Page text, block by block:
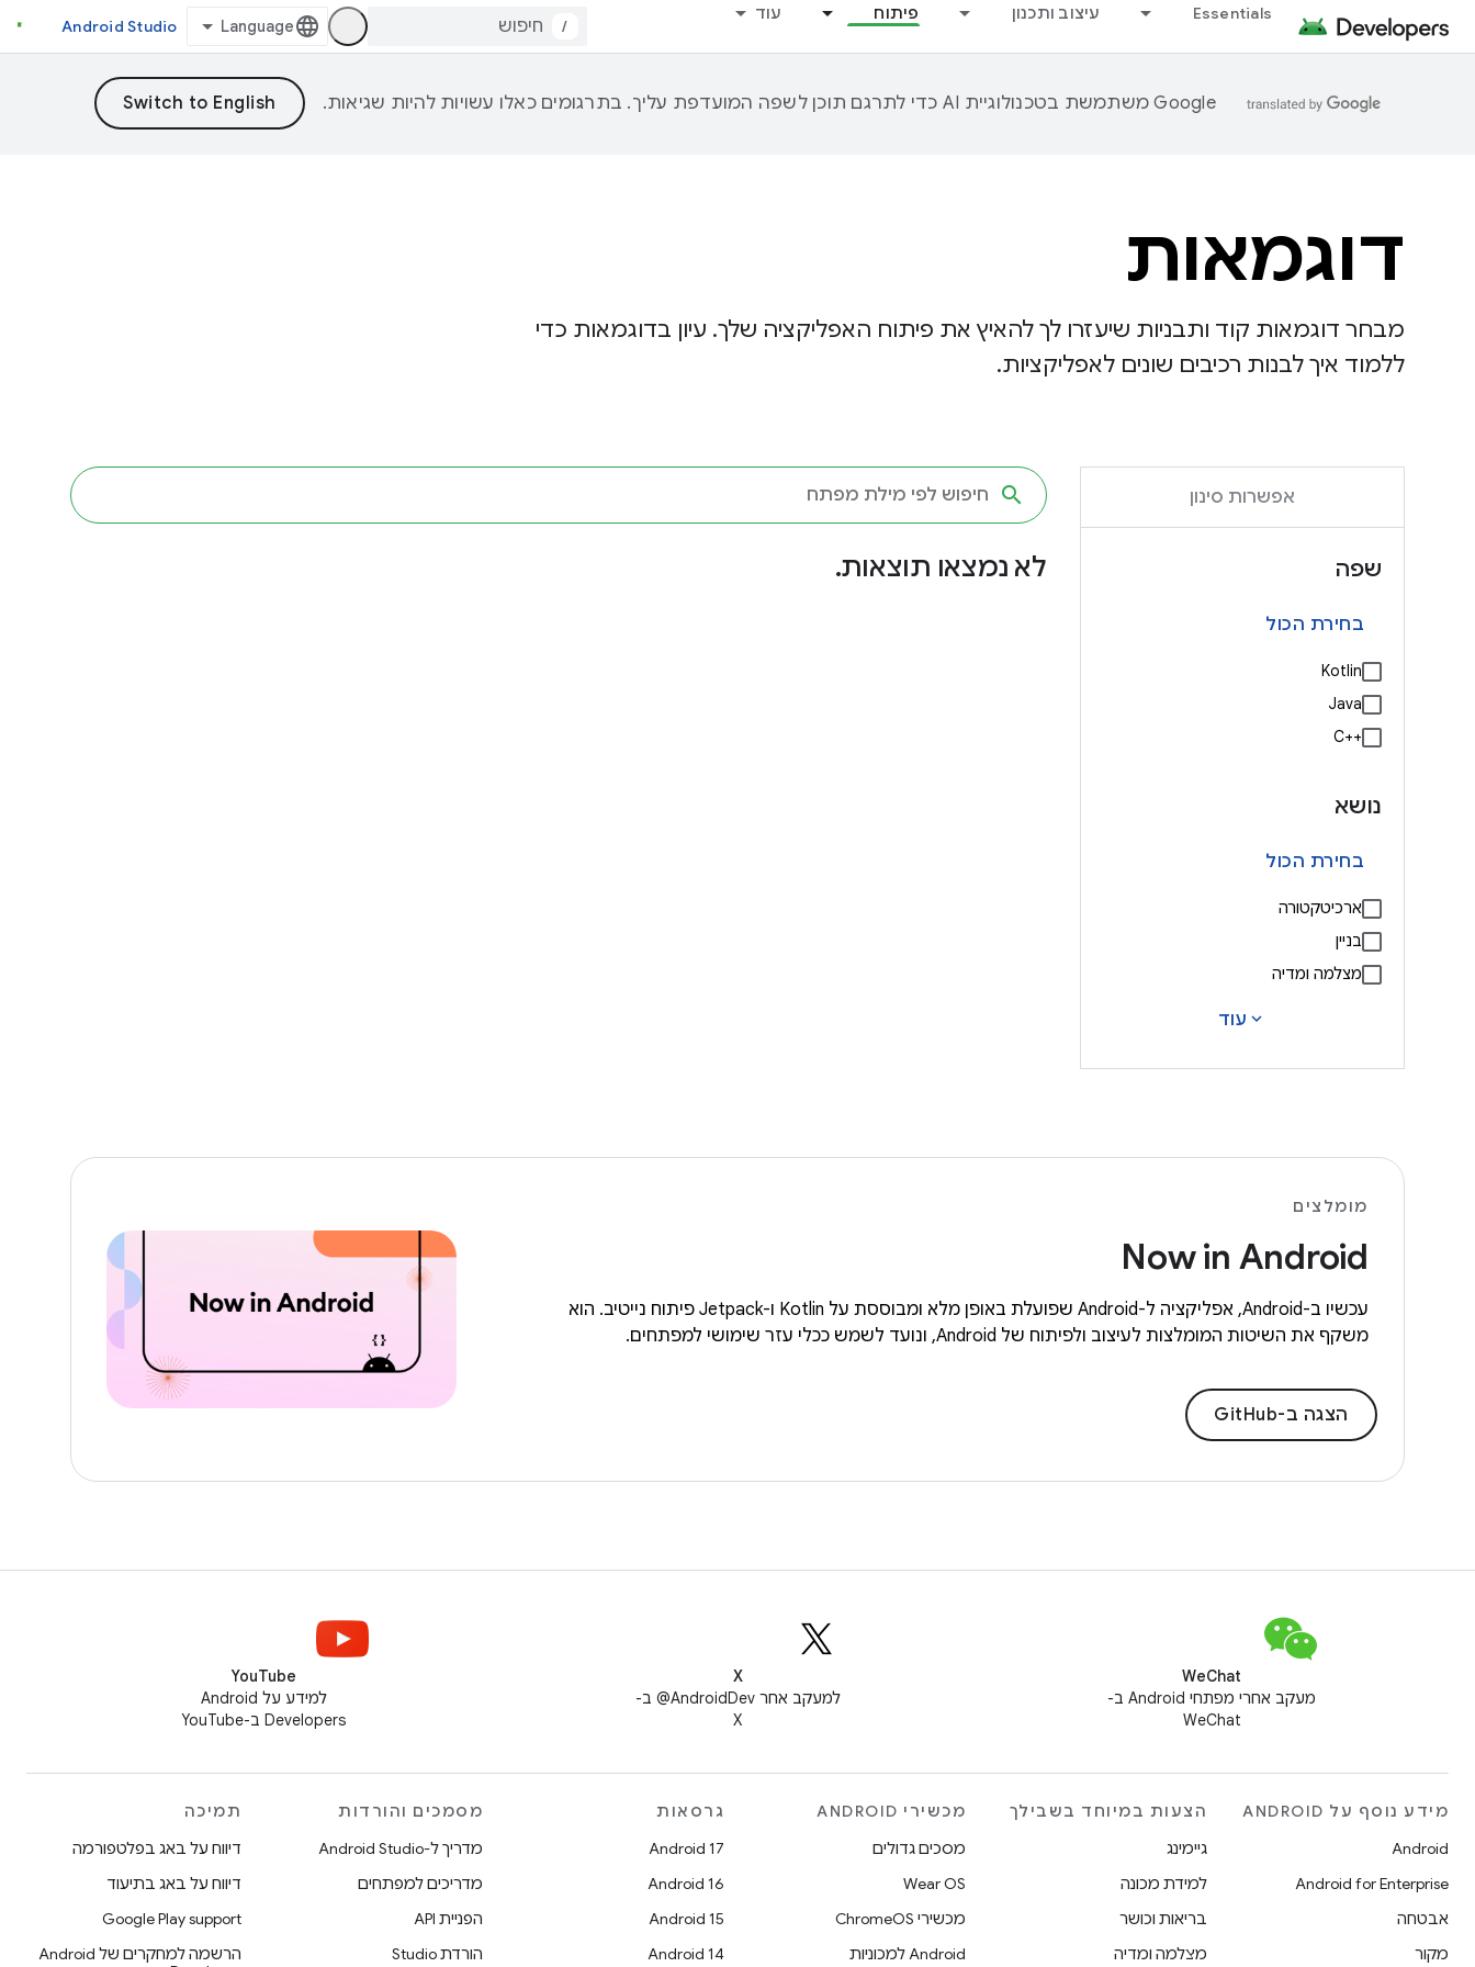
Essentials עיצוב ותכנון פיתוח עוד
/
Android Studio
‫Google משתמשת בטכנולוגיית AI כדי לתרגם תוכן לשפה המועדפת עליך. בתרגומים כאלו עשויות להיות שגיאות.
דוגמאות
מבחר דוגמאות קוד ותבניות שיעזרו לך להאיץ את פיתוח האפליקציה שלך. עיון בדוגמאות כדי
ללמוד איך לבנות רכיבים שונים לאפליקציות.
אפשרות סינון
שפה
בחירת הכול
Kotlin
Java
C++‎
נושא
בחירת הכול
ארכיטקטורה
בניין
מצלמה ומדיה
expand_more עוד
לא נמצאו תוצאות.
מומלצים
Now in Android
עכשיו ב-Android, אפליקציה ל-Android שפועלת באופן מלא ומבוססת על Kotlin ו-Jetpack פיתוח נייטיב. הוא
משקף את השיטות המומלצות לעיצוב ולפיתוח של Android, ונועד לשמש ככלי עזר שימושי למפתחים.
הצגה ב-GitHub
WeChat
מעקב אחרי מפתחי Android ב-
WeChat
X
למעקב אחר ‎@AndroidDev ב-
X
YouTube
למידע על Android
Developers ב-YouTube
מידע נוסף על ANDROID
Android
Android for Enterprise
אבטחה
מקור
הצעות במיוחד בשבילך
גיימינג
למידת מכונה
בריאות וכושר
מצלמה ומדיה
מכשירי ANDROID
מסכים גדולים
Wear OS
מכשירי ChromeOS
Android למכוניות
גרסאות
Android 17
Android 16
Android 15
Android 14
מסמכים והורדות
מדריך ל-Android Studio
מדריכים למפתחים
הפניית API
הורדת Studio
תמיכה
דיווח על באג בפלטפורמה
דיווח על באג בתיעוד
Google Play support
הרשמה למחקרים של Android